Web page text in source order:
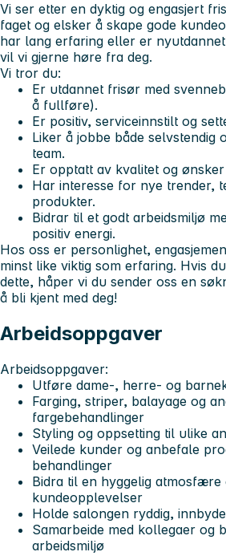
Vi ser etter en dyktig og engasjert
faget og elsker å skape gode
har lang erfaring eller er
vil vi gjerne høre fra deg.
Vi tror du:
Er utdannet frisør med
å fullføre).
Er positiv, serviceinnstilt og
Liker å jobbe både selvstendig
team.
Er opptatt av kvalitet og
Har interesse for nye trender,
produkter.
Bidrar til et godt arbeidsmiljø
positiv energi.
Hos oss er personlighet,
minst like viktig som erfaring. Hvis
dette, håper vi du sender oss en
å bli kjent med deg!
Arbeidsoppgaver
Arbeidsoppgaver:
Utføre dame-, herre- og
Farging, striper, balayage og
fargebehandlinger
Styling og oppsetting til ulike
Veilede kunder og anbefale
behandlinger
Bidra til en hyggelig atmosfære
kundeopplevelser
Holde salongen ryddig,
Samarbeide med kollegaer og
arbeidsmiljø